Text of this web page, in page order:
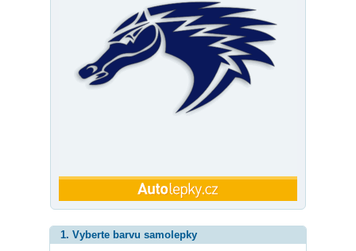
1. Vyberte barvu samolepky